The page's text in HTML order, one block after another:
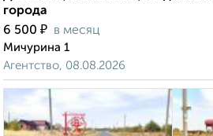
города
6 500 ₽ в месяц
Мичурина 1
Агентство, 08.08.2026